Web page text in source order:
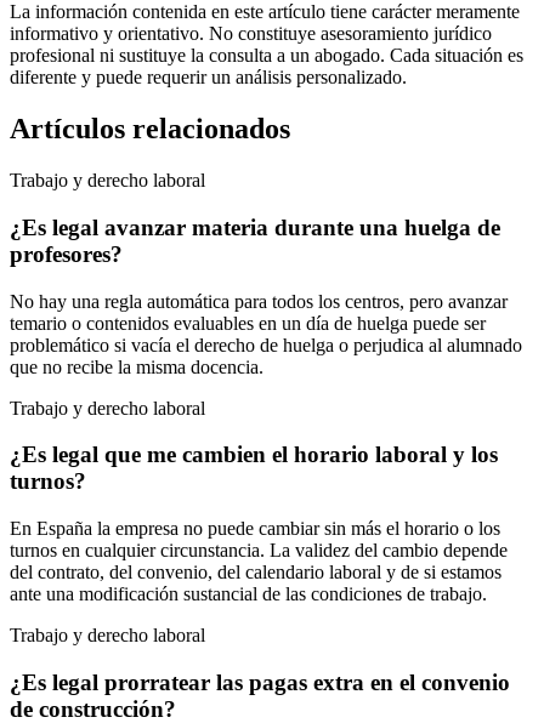
La información contenida en este artículo tiene carácter meramente
informativo y orientativo. No constituye asesoramiento jurídico
profesional ni sustituye la consulta a un abogado. Cada situación es
diferente y puede requerir un análisis personalizado.
Artículos relacionados
Trabajo y derecho laboral
¿Es legal avanzar materia durante una huelga de
profesores?
No hay una regla automática para todos los centros, pero avanzar
temario o contenidos evaluables en un día de huelga puede ser
problemático si vacía el derecho de huelga o perjudica al alumnado
que no recibe la misma docencia.
Trabajo y derecho laboral
¿Es legal que me cambien el horario laboral y los
turnos?
En España la empresa no puede cambiar sin más el horario o los
turnos en cualquier circunstancia. La validez del cambio depende
del contrato, del convenio, del calendario laboral y de si estamos
ante una modificación sustancial de las condiciones de trabajo.
Trabajo y derecho laboral
¿Es legal prorratear las pagas extra en el convenio
de construcción?